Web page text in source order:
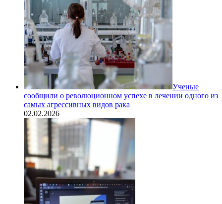
Ученые
сообщили о революционном успехе в лечении одного из
самых агрессивных видов рака
02.02.2026